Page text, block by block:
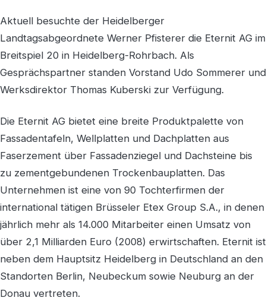
Aktuell besuchte der Heidelberger
Landtagsabgeordnete Werner Pfisterer die Eternit AG im
Breitspiel 20 in Heidelberg-Rohrbach. Als
Gesprächspartner standen Vorstand Udo Sommerer und
Werksdirektor Thomas Kuberski zur Verfügung.
Die Eternit AG bietet eine breite Produktpalette von
Fassadentafeln, Wellplatten und Dachplatten aus
Faserzement über Fassadenziegel und Dachsteine bis
zu zementgebundenen Trockenbauplatten. Das
Unternehmen ist eine von 90 Tochterfirmen der
international tätigen Brüsseler Etex Group S.A., in denen
jährlich mehr als 14.000 Mitarbeiter einen Umsatz von
über 2,1 Milliarden Euro (2008) erwirtschaften. Eternit ist
neben dem Hauptsitz Heidelberg in Deutschland an den
Standorten Berlin, Neubeckum sowie Neuburg an der
Donau vertreten.